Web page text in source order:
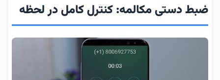
ضبط دستی مکالمه: کنترل کامل در لحظه